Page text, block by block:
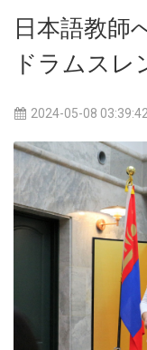
日本語教
ドラムスレ
2024-05-08 03:39:42